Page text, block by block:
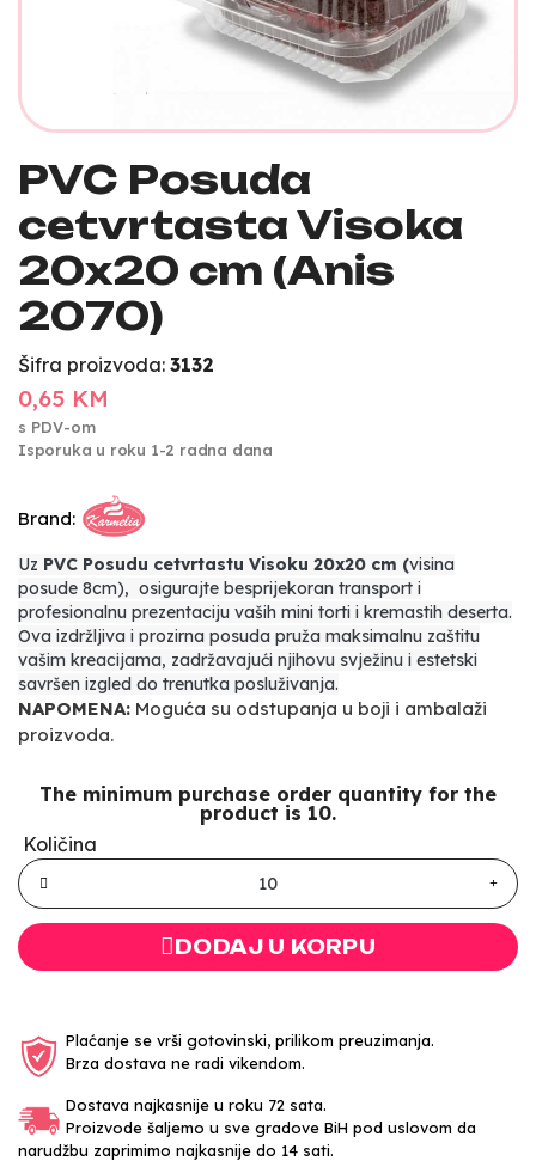
PVC Posuda
cetvrtasta Visoka
20x20 cm (Anis
2070)
Šifra proizvoda: 3132
0,65 KM
s PDV-om
Isporuka u roku 1-2 radna dana
Brand:
Uz PVC Posudu cetvrtastu Visoku 20x20 cm (visina
posude 8cm), osigurajte besprijekoran transport i
profesionalnu prezentaciju vaših mini torti i kremastih deserta.
Ova izdržljiva i prozirna posuda pruža maksimalnu zaštitu
vašim kreacijama, zadržavajući njihovu svježinu i estetski
savršen izgled do trenutka posluživanja.
NAPOMENA: Moguća su odstupanja u boji i ambalaži
proizvoda.
The minimum purchase order quantity for the
product is 10.
Količina
DODAJ U KORPU
Plaćanje se vrši gotovinski, prilikom preuzimanja.
Brza dostava ne radi vikendom.
Dostava najkasnije u roku 72 sata.
Proizvode šaljemo u sve gradove BiH pod uslovom da
narudžbu zaprimimo najkasnije do 14 sati.